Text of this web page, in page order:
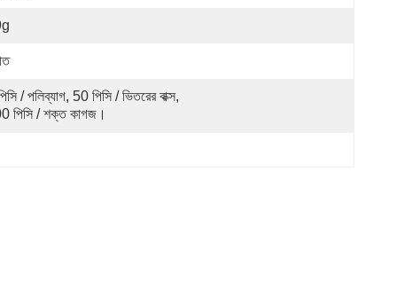
/ পলিব্যাগ, 50 পিসি / ভিতরের বাক্স,
পিসি / শক্ত কাগজ।